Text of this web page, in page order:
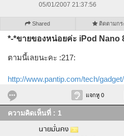
05/01/2007 21:37:56
Shared ติดตามก
*-*ขายของหน่อยค่ะ iPod Nano
ตามนี้เลยนะคะ :217:
http://www.pantip.com/tech/
แจกหู 0
ความคิดเห็นที่ : 1
นายมั่นคง